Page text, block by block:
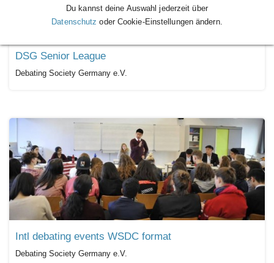
DSG Senior League
Debating Society Germany e.V.
Intl debating events WSDC format
Debating Society Germany e.V.
Du kannst deine Auswahl jederzeit über
Datenschutz oder Cookie-Einstellungen ändern.